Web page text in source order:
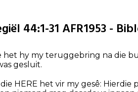
44:1-31 AFR1953 -
het hy my teruggebring na die
gesluit.
die HERE het vir my gesê: